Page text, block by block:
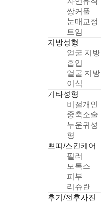
쌍커풀
눈매교정
트임
지방성형
얼굴 지방
흡입
얼굴 지방
이식
기타성형
비절개인
중축소술
누운귀성
형
쁘띠/스킨케어
필러
보톡스
피부
리쥬란
후기/전후사진